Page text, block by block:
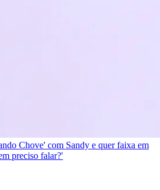
Chove' com Sandy e quer faixa em
preciso falar?'